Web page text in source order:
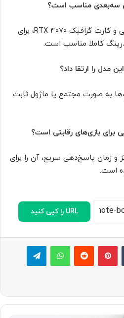
بله، با توجه به قدرت پردازشی و کارت گرافیک RTX 4070، برای
کاملا مناسب است.
به صورت مجتمع یا ماژول ثابت
رفرش بالای ۲۴۰ هرتز و زمان پاسخ‌دهی سریع، آن را برای
URL را کپی کنید
‫تامبلر پینترست‫رددیت واتس آپ تلگرام